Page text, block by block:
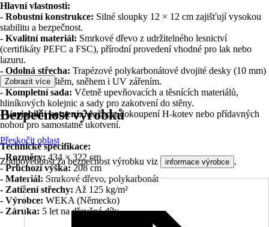
Hlavní vlastnosti:
- Robustní konstrukce: Silné sloupky 12 × 12 cm zajišťují vysokou
stabilitu a bezpečnost.
- Kvalitní materiál: Smrkové dřevo z udržitelného lesnictví
(certifikáty PEFC a FSC), přírodní provedení vhodné pro lak nebo
lazuru.
- Odolná střecha: Trapézové polykarbonátové dvojité desky (10 mm)
chrání před deštěm, sněhem i UV zářením.
- Kompletní sada: Včetně upevňovacích a těsnících materiálů,
hliníkových kolejnic a sady pro zakotvení do stěny.
- Variabilní kotvení:Možnost dokoupení H-kotev nebo přídavných
nohou pro samostatné ukotvení.
Technické specifikace:
- Rozměry: 434 × 322 cm
- Průchozí výška:208 cm
- Materiál:Smrkové dřevo, polykarbonát
- Zatížení střechy: Až 125 kg/m²
- Výrobce: WEKA (Německo)
- Záruka: 5 let na dřevěné díly
Zobrazit více
Bezpečnost výrobků
Přeskočit oblast
Zodpovědnost za bezpečnost výrobku viz informace výrobce .